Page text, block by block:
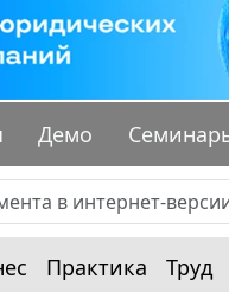
Демо
Практика Труд